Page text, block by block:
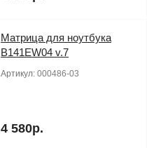
Матрица для ноутбука
B141EW04 v.7
Артикул: 000486-03
4 580р.